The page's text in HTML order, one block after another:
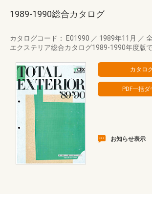
1989-1990総合カタログ
カタログコード： E01990 ／ 1989年11月 ／
エクステリア総合カタログ1989-1990年度版で
お知らせ表示